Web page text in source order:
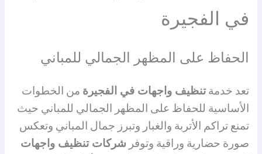
في الفجيرة
الحفاظ على المظهر الجمالي للمباني
تعد خدمةتنظيف واجهات في الفجيرة من الخطوات
الأساسية للحفاظ على المظهر الجمالي للمباني حيث
تمنع تراكم الأتربة والغبار وتبرز جمال المباني وتعكس
صورة حضارية وراقية وتوفر شركات تنظيف واجهات